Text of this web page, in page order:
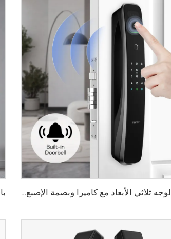
قفل باب بالوجه ثلاثي الأبعاد مع كاميرا وبصمة الإصبع وكلمة المرور والأوردة Tenon A9 Pro